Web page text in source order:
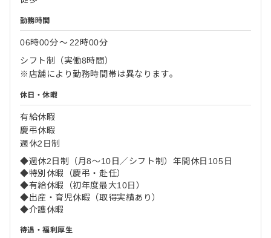
勤務時間
06時00分〜 22時00分
シフト制（実働8時間）
※店舗により勤務時間帯は異なります。
休日・休暇
有給休暇
慶弔休暇
週休2日制
◆週休2日制（月8～10日／シフト制）年間休日105日
◆特別休暇（慶弔・赴任）
◆有給休暇（初年度最大10日）
◆出産・育児休暇（取得実績あり）
◆介護休暇
待遇・福利厚生